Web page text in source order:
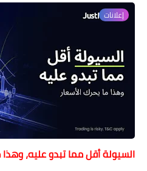
إعلانات
السيولة أقل مما تبدو عليه، وهذا